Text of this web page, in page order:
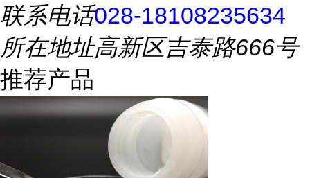
联系电话028-18108235634
所在地址高新区吉泰路666号
推荐产品